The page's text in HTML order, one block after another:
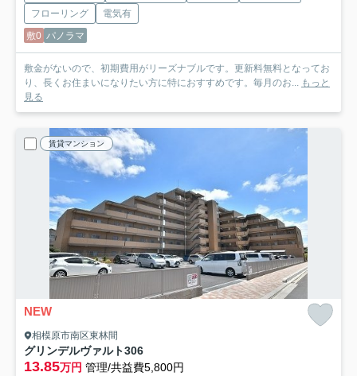
フローリング
電気有
敷0 パノラマ
敷金がないので、初期費用がリーズナブルです。更新料無料となってお
り、長くお住まいになりたい方に特におすすめです。毎月のお... もっと
見る
賃貸マンション
NEW
相模原市南区東林間
グリンデルヴァルト306
13.85万円 管理/共益費5,800円